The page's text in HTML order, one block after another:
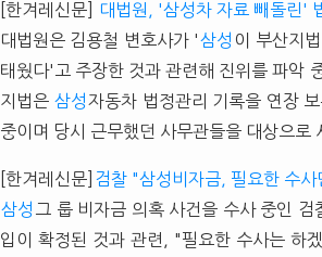
[한겨레신문]
대법원, '삼성차 자료 빼돌린'
대법원은 김용철 변호사가 ' 삼성 이 부산지
태웠다'고 주장한 것과 관련해 진위를 파악
지법은 삼성 자동차 법정관리 기록을 연장
중이며 당시 근무했던 사무관들을 대상으로
[한겨레신문] 검찰 "삼성비자금, 필요한 수사
삼성 그 룹 비자금 의혹 사건을 수사 중인
입이 확정된 것과 관련, "필요한 수사는 하